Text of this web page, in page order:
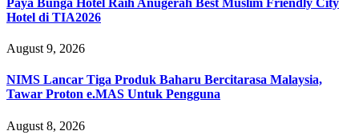
Hotel di TIA2026
August 9, 2026
NIMS Lancar Tiga Produk Baharu Bercitarasa Malaysia,
Tawar Proton e.MAS Untuk Pengguna
August 8, 2026